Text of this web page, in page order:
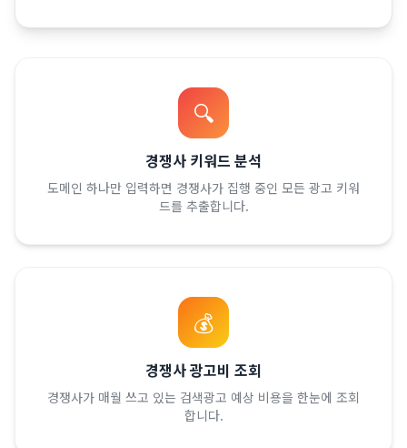
🔍
경쟁사 키워드 분석
도메인 하나만 입력하면 경쟁사가 집행 중인 모든 광고 키워
드를 추출합니다.
💰
경쟁사 광고비 조회
경쟁사가 매월 쓰고 있는 검색광고 예상 비용을 한눈에 조회
합니다.